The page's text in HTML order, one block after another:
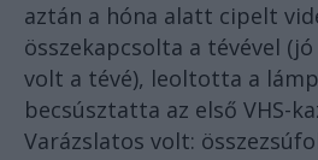
aztán a hóna alatt cipelt
összekapcsolta a tévével
volt a tévé), leoltotta a
becsúsztatta az első VHS-
Varázslatos volt: